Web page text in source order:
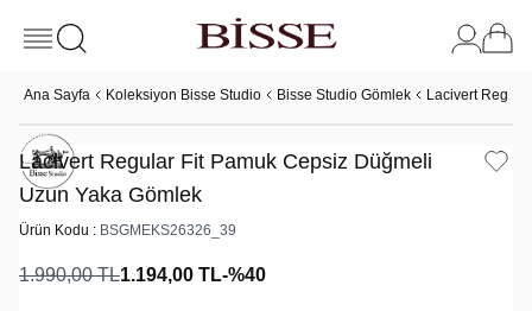
Ana Sayfa Koleksiyon Bisse Studio Bisse Studio Gömlek Lacivert
Lacivert Regular Fit Pamuk Cepsiz Düğmeli
Uzun Yaka Gömlek
Ürün Kodu : BSGMEKS26326_39
1.990,00TL1.194,00 TL-%40